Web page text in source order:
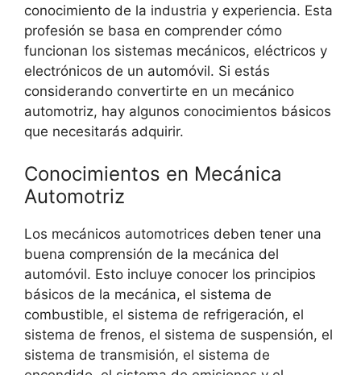
conocimiento de la industria y experiencia. Esta
profesión se basa en comprender cómo
funcionan los sistemas mecánicos, eléctricos y
electrónicos de un automóvil. Si estás
considerando convertirte en un mecánico
automotriz, hay algunos conocimientos básicos
que necesitarás adquirir.
Conocimientos en Mecánica
Automotriz
Los mecánicos automotrices deben tener una
buena comprensión de la mecánica del
automóvil. Esto incluye conocer los principios
básicos de la mecánica, el sistema de
combustible, el sistema de refrigeración, el
sistema de frenos, el sistema de suspensión, el
sistema de transmisión, el sistema de